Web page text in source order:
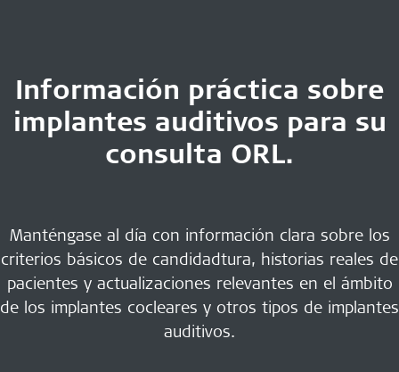
Información práctica sobre
implantes auditivos para su
consulta ORL.
Manténgase al día con información clara sobre los
criterios básicos de candidadtura, historias reales de
pacientes y actualizaciones relevantes en el ámbito
de los implantes cocleares y otros tipos de implantes
auditivos.